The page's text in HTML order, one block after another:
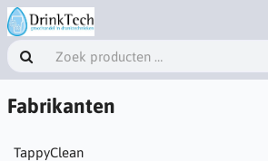
Fabrikanten
TappyClean